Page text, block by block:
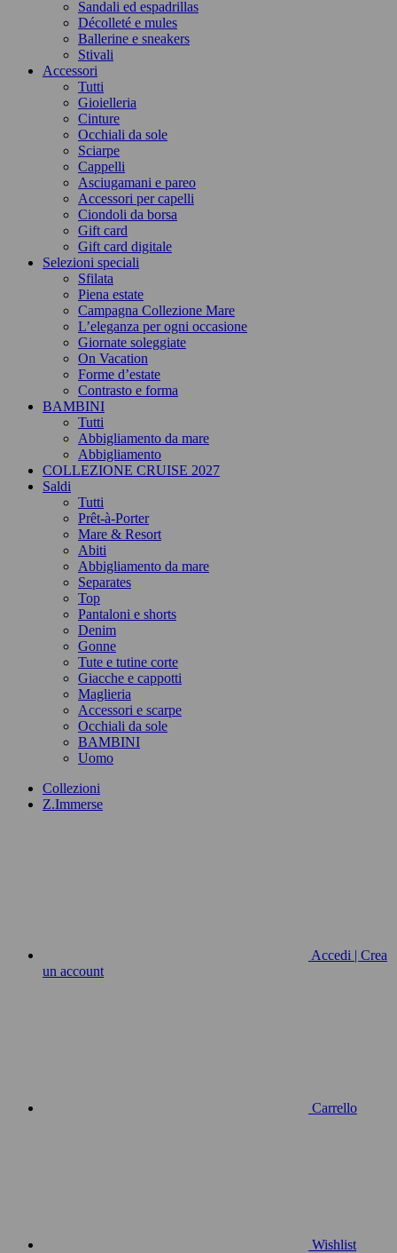
Sandali ed espadrillas
Décolleté e mules
Ballerine e sneakers
Stivali
Accessori
Tutti
Gioielleria
Cinture
Occhiali da sole
Sciarpe
Cappelli
Asciugamani e pareo
Accessori per capelli
Ciondoli da borsa
Gift card
Gift card digitale
Selezioni speciali
Sfilata
Piena estate
Campagna Collezione Mare
L’eleganza per ogni occasione
Giornate soleggiate
On Vacation
Forme d’estate
Contrasto e forma
BAMBINI
Tutti
Abbigliamento da mare
Abbigliamento
COLLEZIONE CRUISE 2027
Saldi
Tutti
Prêt-à-Porter
Mare & Resort
Abiti
Abbigliamento da mare
Separates
Top
Pantaloni e shorts
Denim
Gonne
Tute e tutine corte
Giacche e cappotti
Maglieria
Accessori e scarpe
Occhiali da sole
BAMBINI
Uomo
Collezioni
Z.Immerse
Accedi | Crea
un account
Carrello
Wishlist